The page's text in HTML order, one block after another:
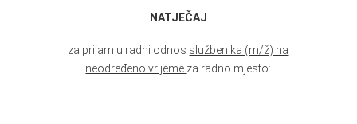
NATJEČAJ
za prijam u radni odnos službenika (m/ž) na
neodređeno vrijeme za radno mjesto: